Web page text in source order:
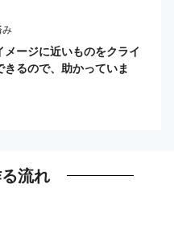
み
ージに近いものをクライ
るので、助かっていま
流れ